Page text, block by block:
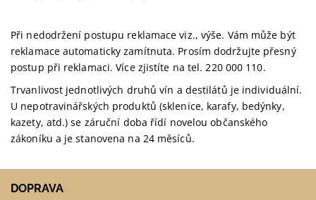
Při nedodržení postupu reklamace viz., výše. Vám může být
reklamace automaticky zamítnuta. Prosím dodržujte přesný
postup při reklamaci. Více zjistíte na tel. 220 000 110.
Trvanlivost jednotlivých druhů vín a destilátů je individuální.
U nepotravinářských produktů (sklenice, karafy, bedýnky,
kazety, atd.) se záruční doba řídí novelou občanského
zákoníku a je stanovena na 24 měsíců.
DOPRAVA